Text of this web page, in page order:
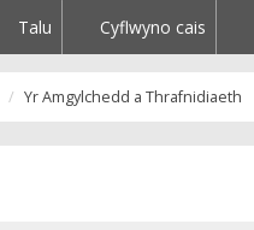
Talu Cyflwyno cais
Yr Amgylchedd a Thrafnidiaeth